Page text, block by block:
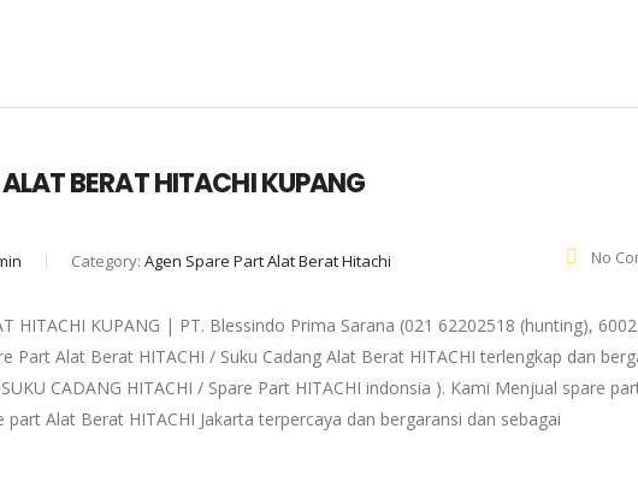
BERAT HITACHI KUPANG
Category: Agen Spare Part Alat Berat Hitachi No
HITACHI KUPANG | PT. Blessindo Prima Sarana (021 62202518 (hunting),
Part Alat Berat HITACHI / Suku Cadang Alat Berat HITACHI terlengkap dan
CADANG HITACHI / Spare Part HITACHI indonsia ). Kami Menjual spare
part Alat Berat HITACHI Jakarta terpercaya dan bergaransi dan sebagai